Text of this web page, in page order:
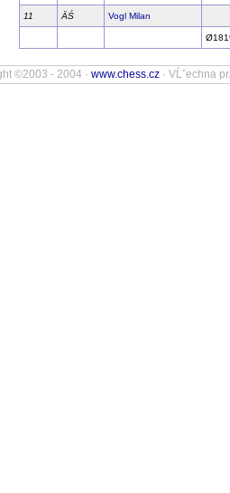
11 ÄŚ Vogl Milan
©2003 - 2004 · www.chess.cz · VĹˇechna